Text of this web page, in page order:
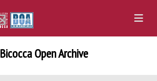
Bicocca Open Archive